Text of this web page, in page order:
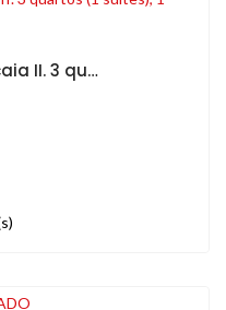
Casa localizado em Sapucaia II. 3 quartos (1 suítes), 1 banheiros e 3 vagas.